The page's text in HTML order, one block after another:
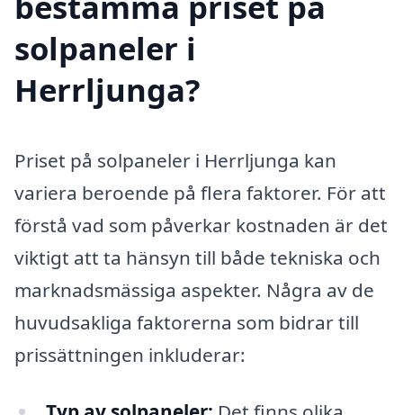
solpaneler i
Herrljunga?
Priset på solpaneler i Herrljunga kan
variera beroende på flera faktorer. För att
förstå vad som påverkar kostnaden är det
viktigt att ta hänsyn till både tekniska och
marknadsmässiga aspekter. Några av de
huvudsakliga faktorerna som bidrar till
prissättningen inkluderar: